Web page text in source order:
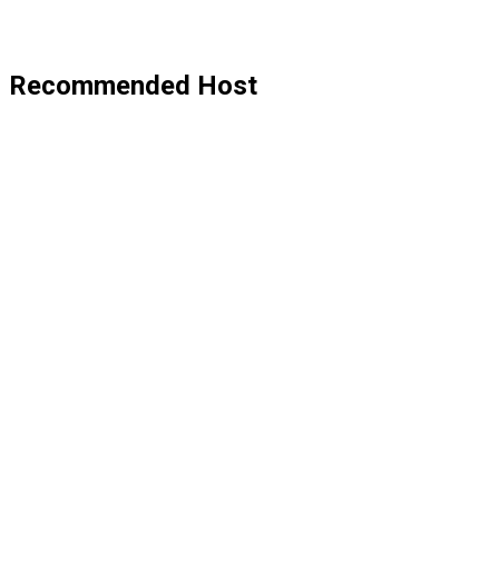
Recommended Host